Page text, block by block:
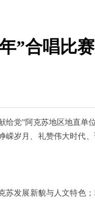
”合唱比赛
给党”阿克苏地区地直单
岁月、礼赞伟大时代、
发展新貌与人文特色；